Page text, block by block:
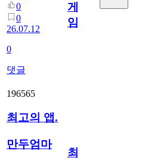
0
0
26.07.12
0
댓글
게
임?
196565
최고의 앱.
만두엄마
최